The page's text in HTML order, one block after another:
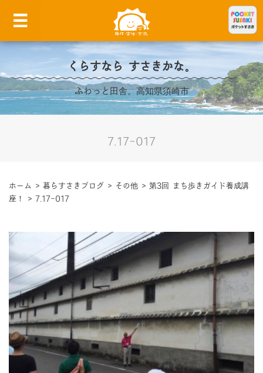
くらすなら すさきかな。
ふわっと田舎。高知県須崎市
7.17-017
ホーム > 暮らすさきブログ > その他 > 第3回 まち歩きガイド養成講
座！
> 7.17-017